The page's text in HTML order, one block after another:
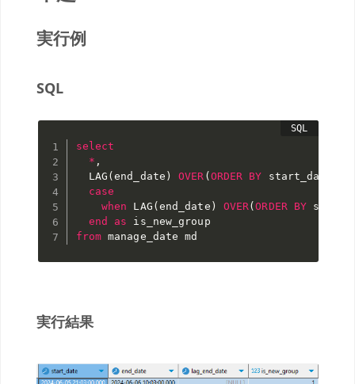
実行例
SQL
select
* ,
  LAG
(end_date ) OVER ( ORDER BY start_date
case
when LAG ( end_date ) OVER(ORDER BY
end
as
from manage_date md
実行結果